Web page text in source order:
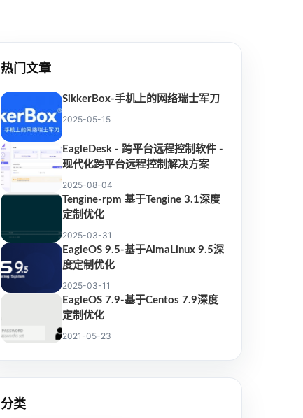
热门文章
SikkerBox-手机上的网络瑞士军刀
2025-05-15
EagleDesk - 跨平台远程控制软件 -
现代化跨平台远程控制解决方案
2025-08-04
Tengine-rpm 基于Tengine 3.1深度
定制优化
2025-03-31
EagleOS 9.5-基于AlmaLinux 9.5深
度定制优化
2025-03-11
EagleOS 7.9-基于Centos 7.9深度
定制优化
2021-05-23
分类